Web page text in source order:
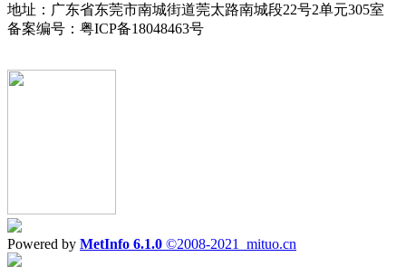
地址：广东省东莞市南城街道莞太路南城段22号2单元305室
备案编号：粤ICP备18048463号
Powered by MetInfo 6.1.0 ©2008-2021 mituo.cn